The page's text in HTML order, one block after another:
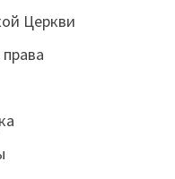
Церкви